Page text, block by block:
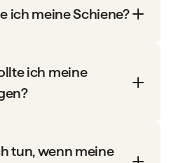
ich meine Schiene?
ich meine
tun, wenn meine